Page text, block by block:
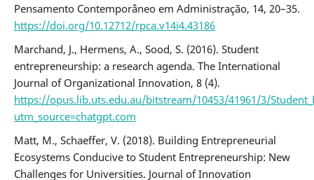
Pensamento Contemporâneo em Administração, 14, 20–35.
https://doi.org/10.12712/rpca.v14i4.43186
Marchand, J., Hermens, A., Sood, S. (2016). Student
entrepreneurship: a research agenda. The International
Journal of Organizational Innovation, 8 (4).
https://opus.lib.uts.edu.au/bitstream/10453/41961/3/
utm_source=chatgpt.com
Matt, М., Schaeffer, V. (2018). Building Entrepreneurial
Ecosystems Conducive to Student Entrepreneurship: New
Challenges for Universities. Journal of Innovation